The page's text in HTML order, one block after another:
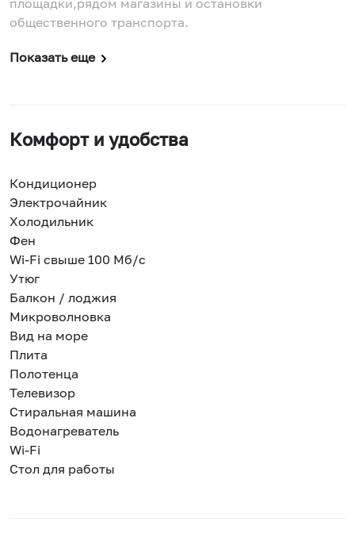
общественного транспорта.
Показать еще
Комфорт и удобства
Кондиционер
Электрочайник
Холодильник
Фен
Wi-Fi свыше 100 Мб/с
Утюг
Балкон / лоджия
Микроволновка
Вид на море
Плита
Полотенца
Телевизор
Стиральная машина
Водонагреватель
Wi-Fi
Стол для работы